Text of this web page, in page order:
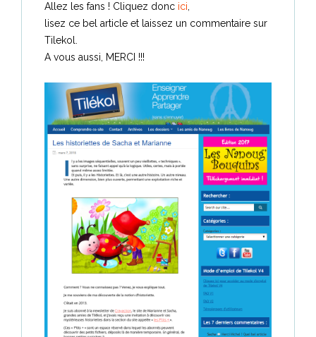
Allez les fans ! Cliquez donc ici,
lisez ce bel article et laissez un commentaire sur
Tilekol.
A vous aussi, MERCI !!!